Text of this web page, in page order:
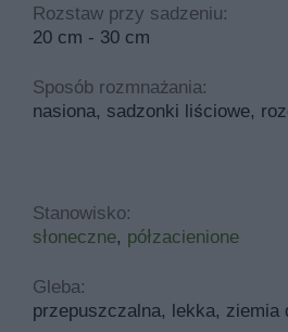
Rozstaw przy sadzeniu:
20 cm - 30 cm
Sposób rozmnażania:
nasiona, sadzonki liściowe,
Stanowisko:
słoneczne, półzacienione
Gleba:
przepuszczalna, lekka, ziemia